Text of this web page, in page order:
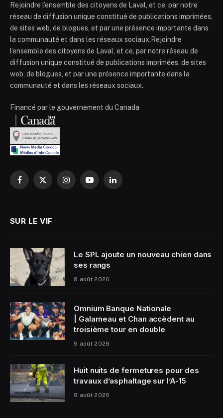
Rejoindre l’ensemble des citoyens de Laval, et ce, par notre
réseau de diffusion unique constitué de publications imprimées,
de sites web, de blogues, et par une présence importante dans
la communauté et dans les réseaux sociaux.Rejoindre
l’ensemble des citoyens de Laval, et ce, par notre réseau de
diffusion unique constitué de publications imprimées, de sites
web, de blogues, et par une présence importante dans la
communauté et dans les réseaux sociaux.
Financé par le gouvernement du Canada
Facebook
X
InstagramYouTubeLinkedIn
SUR LE VIF
Le SPL ajoute un nouveau chien dans
ses rangs
9 août 2026
Omnium Banque Nationale
| Galarneau et Chan accèdent au
troisième tour en double
9 août 2026
Huit nuits de fermetures pour des
travaux d’asphaltage sur l’A-15
9 août 2026